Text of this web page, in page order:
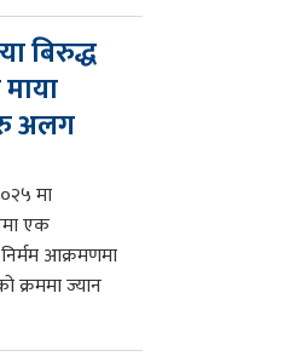
बिरुद्ध
अलग
मा
एक
आक्रमणमा
क्रममा ज्यान